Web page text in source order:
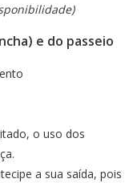
e do passeio
o uso dos
a sua saída, pois